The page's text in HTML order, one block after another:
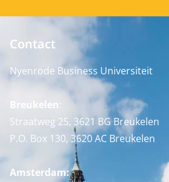
Contact
Nyenrode Business Universiteit
Breukelen:
Straatweg 25, 3621 BG Breukelen
P.O. Box 130, 3620 AC Breukelen
Amsterdam: